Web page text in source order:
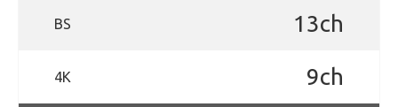
BS 13ch
4K 9ch